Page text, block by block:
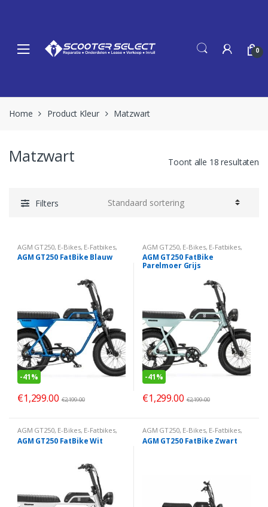
0
Home Product Kleur Matzwart
Matzwart Toont alle 18 resultaten
Filters
AGM GT250, E-Bikes, E-Fatbikes,
Elektrisch
AGM GT250 FatBike Blauw
-41%
€1,299.00 €2,199.00
AGM GT250, E-Bikes, E-Fatbikes,
Elektrisch
AGM GT250 FatBike
Parelmoer Grijs
-41%
€1,299.00 €2,199.00
AGM GT250, E-Bikes, E-Fatbikes,
Elektrisch
AGM GT250 FatBike Wit
AGM GT250, E-Bikes, E-Fatbikes,
Elektrisch
AGM GT250 FatBike Zwart